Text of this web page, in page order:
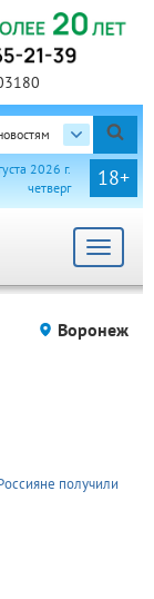
18+
2026 г.
четверг
Toggle
Воронеж
получили